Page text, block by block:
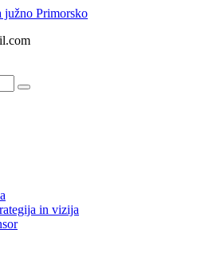
in vizija